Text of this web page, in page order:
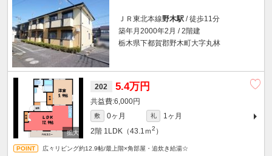
ＪＲ東北本線野木駅 / 徒歩11分
築年月2000年2月 / 2階建
栃木県下都賀郡野木町大字丸林
202 5.4万円
6,000円
敷 0ヶ月 礼
1ヶ月
2階 1LDK（43.1ｍ2 ）
広々リビング約12.9帖/最上階×角部屋・追炊き給湯☆